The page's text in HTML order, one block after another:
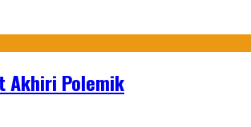
Akhiri Polemik